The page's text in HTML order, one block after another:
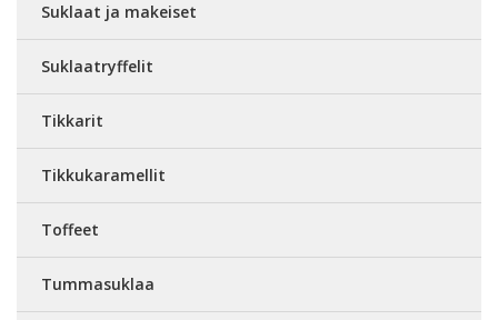
Suklaat ja makeiset
Suklaatryffelit
Tikkarit
Tikkukaramellit
Toffeet
Tummasuklaa